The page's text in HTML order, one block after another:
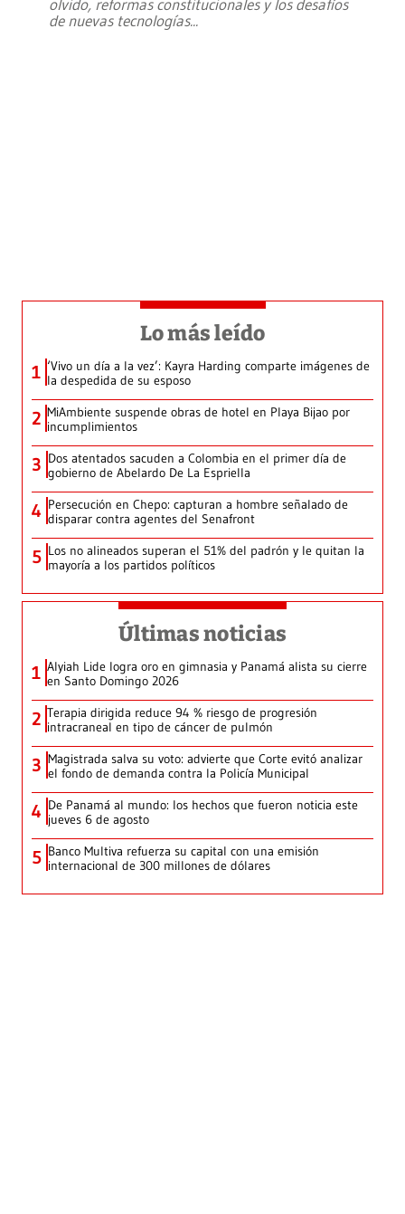
olvido, reformas constitucionales y los desafíos
de nuevas tecnologías...
Lo más leído
1 ‘Vivo un día a la vez’: Kayra Harding comparte imágenes de
la despedida de su esposo
2 MiAmbiente suspende obras de hotel en Playa Bijao por
incumplimientos
3 Dos atentados sacuden a Colombia en el primer día de
gobierno de Abelardo De La Espriella
4 Persecución en Chepo: capturan a hombre señalado de
disparar contra agentes del Senafront
5 Los no alineados superan el 51% del padrón y le quitan la
mayoría a los partidos políticos
Últimas noticias
1 Alyiah Lide logra oro en gimnasia y Panamá alista su cierre
en Santo Domingo 2026
2 Terapia dirigida reduce 94 % riesgo de progresión
intracraneal en tipo de cáncer de pulmón
3 Magistrada salva su voto: advierte que Corte evitó analizar
el fondo de demanda contra la Policía Municipal
4 De Panamá al mundo: los hechos que fueron noticia este
jueves 6 de agosto
5 Banco Multiva refuerza su capital con una emisión
internacional de 300 millones de dólares